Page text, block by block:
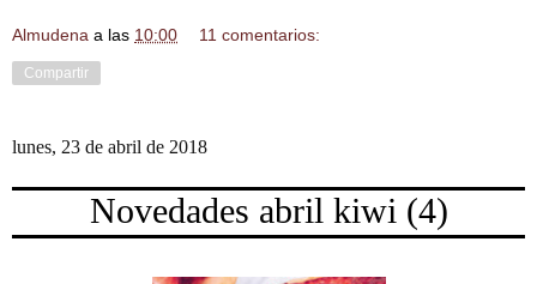
Almudena a las 10:00 11 comentarios:
Compartir
lunes, 23 de abril de 2018
Novedades abril kiwi (4)